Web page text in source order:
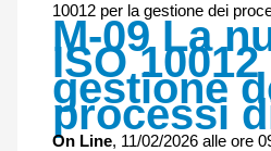
10012 per la gestione dei
M-09 La
ISO
gestione
processi
On Line, 11/02/2026 alle ore